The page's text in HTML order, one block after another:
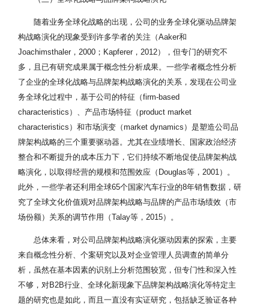
随着业务全球化战略的出现，公司的业务全球化驱动品牌架
构战略演化的现象受到许多学者的关注（Aaker和
Joachimsthaler，2000；Kapferer，2012），但专门的研究不
多，且已有研究成果属于概念性分析成果。一些学者概念性分析
了企业的全球化战略与品牌架构战略演化的关系，发现在公司业
务全球化过程中，基于公司的特征（firm-based
characteristics）、产品市场特征（product market
characteristics）和市场演变（market dynamics）是塑造公司品
牌架构战略的三个重要驱动器。尤其在业绩增长、国家政治经济
整合和不断提升的成本压力下，它们持续不断地促使品牌架构战
略演化，以取得经营的规模和范围效应（Douglas等，2001）。
此外，一些学者还利用全球65个国家汽车行业的8年销售数据，研
究了全球文化价值观对品牌架构战略与品牌的产品市场绩效（市
场份额）关系的调节作用（Talay等，2015）。
总体来看，对公司品牌架构战略演化驱动因素的探索，主要
来自概念性分析、个案研究以及对企业管理人员调查的简单分
析，虽然在基本因素的识别上分析范围较宽，但专门性和深入性
不够，对B2B行业、全球化新现象下品牌架构战略演化等特定主
题的研究也是如此，而且一直没有实证研究，包括缺乏验证各种